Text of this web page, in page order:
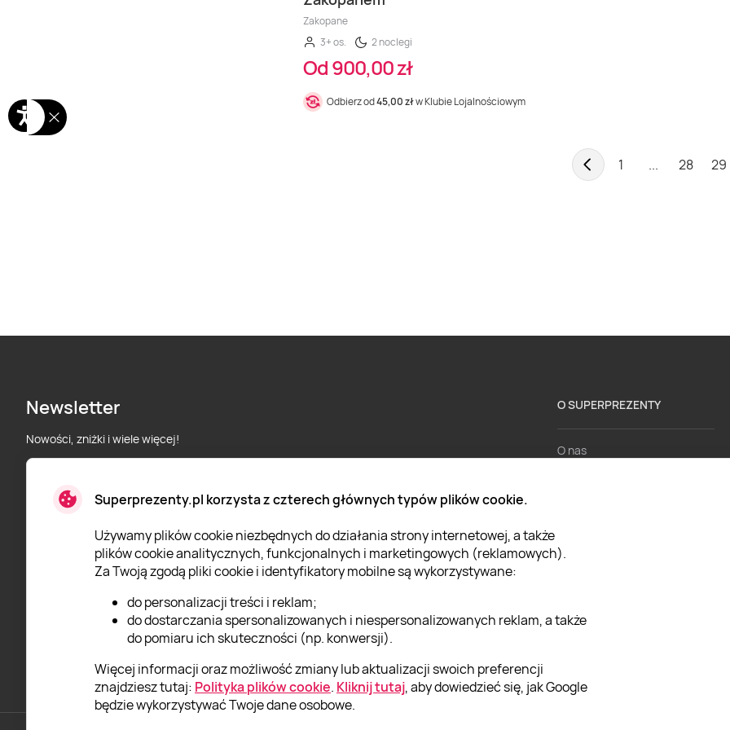
Superprezenty.pl korzysta z czterech głównych typów plików cookie.
Używamy plików cookie niezbędnych do działania strony internetowej, a także
plików cookie analitycznych, funkcjonalnych i marketingowych (reklamowych).
Za Twoją zgodą pliki cookie i identyfikatory mobilne są wykorzystywane:
do personalizacji treści i reklam;
do dostarczania spersonalizowanych i niespersonalizowanych reklam, a także
do pomiaru ich skuteczności (np. konwersji).
Więcej informacji oraz możliwość zmiany lub aktualizacji swoich preferencji
znajdziesz tutaj: Polityka plików cookie. Kliknij tutaj, aby dowiedzieć się, jak Google
będzie wykorzystywać Twoje dane osobowe.
Zakopane
3+ os.
2 noclegi
Od 900,00 zł
Odbierz od45,00 złw Klubie Lojalnościowym
1 ... 28 29
Newsletter
Nowości, zniżki i wiele więcej!
* Wyrażam zgodę na przetwarzanie moich danych osobowych
określonych w
Polityce prywatności Super Prezenty.
O SUPERPREZENTY
O nas
Dla firm
Dodaj recenzję